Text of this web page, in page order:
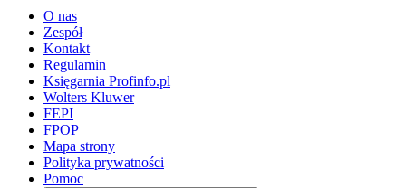
O nas
Zespół
Kontakt
Regulamin
Księgarnia Profinfo.pl
Wolters Kluwer
FEPI
FPOP
Mapa strony
Polityka prywatności
Pomoc